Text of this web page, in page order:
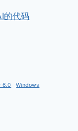
的代码
6.0 Windows